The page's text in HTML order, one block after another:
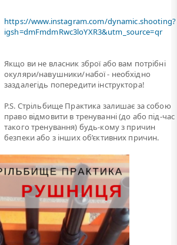
https://www.instagram.com/dynamic.shooting?
igsh=dmFmdmRwc3loYXR3&utm_source=qr
Якщо ви не власник зброї або вам потрiбнi
окуляри/навушники/набої - необхідно
заздалегідь попередити інструктора!
P.S. Стрільбище Практика залишає за собою
право відмовити в тренуванні (до або під-час
такого тренування) будь-кому з причин
безпеки або з інших об’єктивних причин.